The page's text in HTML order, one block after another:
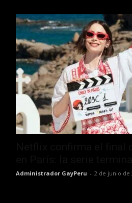
Administrador GayPeru - 2 de junio de